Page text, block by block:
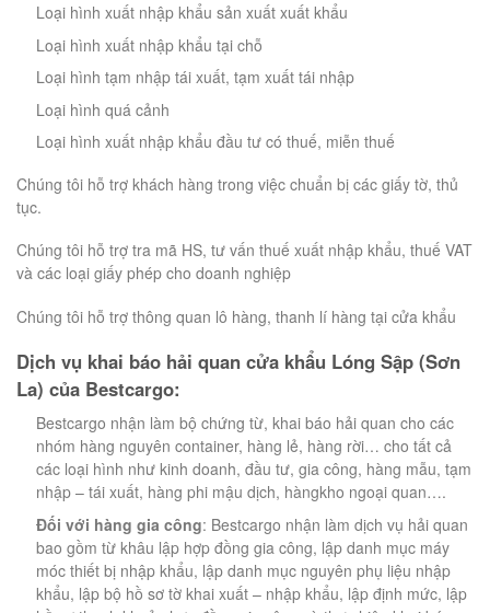
Loại hình xuất nhập khẩu sản xuất xuất khẩu
Loại hình xuất nhập khẩu tại chỗ
Loại hình tạm nhập tái xuất, tạm xuất tái nhập
Loại hình quá cảnh
Loại hình xuất nhập khẩu đầu tư có thuế, miễn thuế
Chúng tôi hỗ trợ khách hàng trong việc chuẩn bị các giấy tờ, thủ
tục.
Chúng tôi hỗ trợ tra mã HS, tư vấn thuế xuất nhập khẩu, thuế VAT
và các loại giấy phép cho doanh nghiệp
Chúng tôi hỗ trợ thông quan lô hàng, thanh lí hàng tại cửa khẩu
Dịch vụ khai báo hải quan cửa khẩu Lóng Sập (Sơn
La) của Bestcargo:
Bestcargo nhận làm bộ chứng từ, khai báo hải quan cho các
nhóm hàng nguyên container, hàng lẻ, hàng rời… cho tất cả
các loại hình như kinh doanh, đầu tư, gia công, hàng mẫu, tạm
nhập – tái xuất, hàng phi mậu dịch, hàngkho ngoại quan….
Đối với hàng gia công: Bestcargo nhận làm dịch vụ hải quan
bao gồm từ khâu lập hợp đồng gia công, lập danh mục máy
móc thiết bị nhập khẩu, lập danh mục nguyên phụ liệu nhập
khẩu, lập bộ hồ sơ tờ khai xuất – nhập khẩu, lập định mức, lập